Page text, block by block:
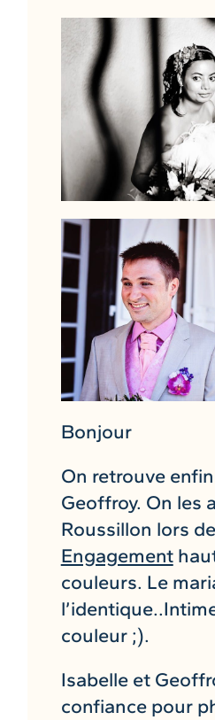
Bonjour
On retrouve
Geoffroy. On les
Roussillon lors
Engagement
couleurs. Le
couleur ;).
Isabelle et
confiance pour